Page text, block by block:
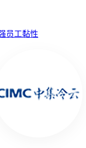
员工黏性